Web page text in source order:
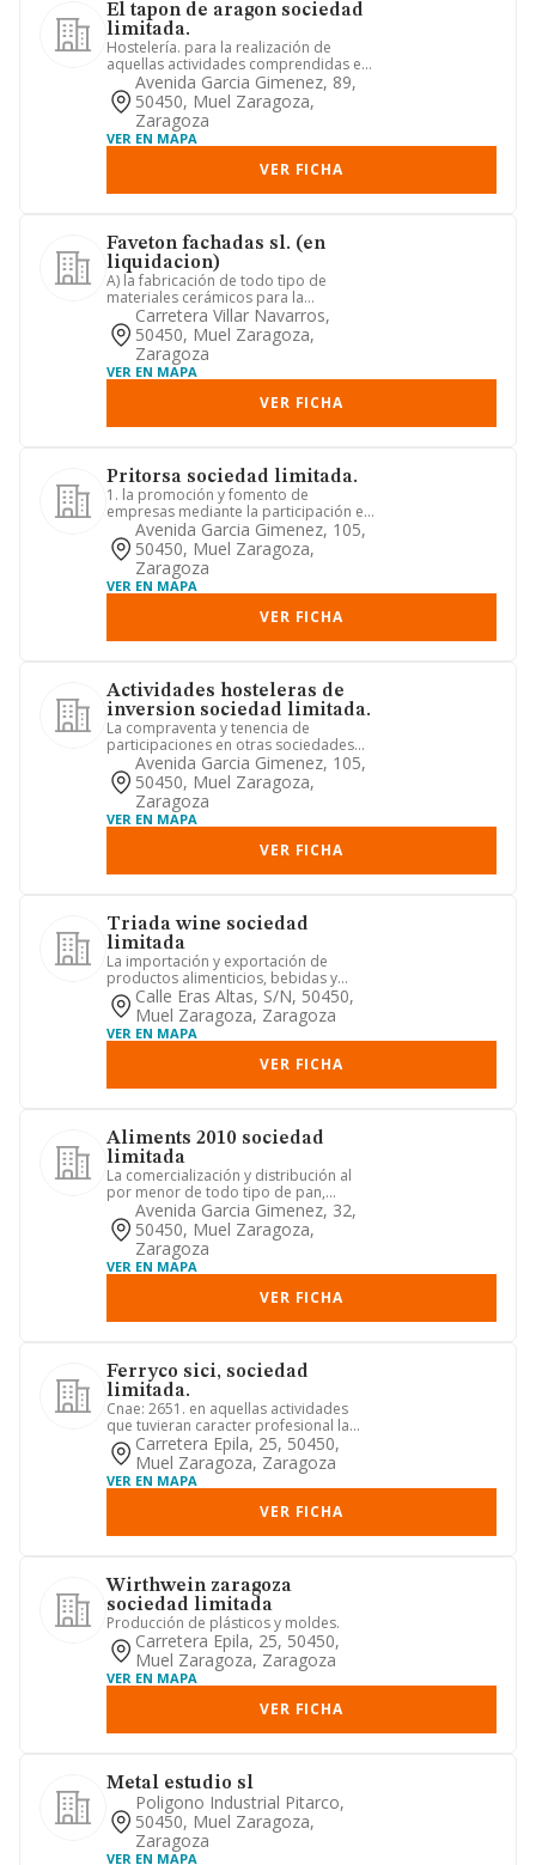
El tapon de aragon sociedad
limitada.
Hostelería. para la realización de
aquellas actividades comprendidas en
el objeto social que requie...
Avenida Garcia Gimenez, 89,
50450, Muel Zaragoza,
Zaragoza
VER EN MAPA
VER FICHA
Faveton fachadas sl. (en
liquidacion)
A) la fabricación de todo tipo de
materiales cerámicos para la
construcción, así como los de otro t...
Carretera Villar Navarros,
50450, Muel Zaragoza,
Zaragoza
VER EN MAPA
VER FICHA
Pritorsa sociedad limitada.
1. la promoción y fomento de
empresas mediante la participación en
su capital y la realización de l...
Avenida Garcia Gimenez, 105,
50450, Muel Zaragoza,
Zaragoza
VER EN MAPA
VER FICHA
Actividades hosteleras de
inversion sociedad limitada.
La compraventa y tenencia de
participaciones en otras sociedades
mercantiles relacionadas con el se...
Avenida Garcia Gimenez, 105,
50450, Muel Zaragoza,
Zaragoza
VER EN MAPA
VER FICHA
Triada wine sociedad
limitada
La importación y exportación de
productos alimenticios, bebidas y
tabaco, así como la distribución,...
Calle Eras Altas, S/n, 50450,
Muel Zaragoza, Zaragoza
VER EN MAPA
VER FICHA
Aliments 2010 sociedad
limitada
La comercialización y distribución al
por menor de todo tipo de pan,
incluso precocinado y ultracon...
Avenida Garcia Gimenez, 32,
50450, Muel Zaragoza,
Zaragoza
VER EN MAPA
VER FICHA
Ferryco sici, sociedad
limitada.
Cnae: 2651. en aquellas actividades
que tuvieran caracter profesional la
sociedad actuara como medi...
Carretera Epila, 25, 50450,
Muel Zaragoza, Zaragoza
VER EN MAPA
VER FICHA
Wirthwein zaragoza
sociedad limitada
Producción de plásticos y moldes.
Carretera Epila, 25, 50450,
Muel Zaragoza, Zaragoza
VER EN MAPA
VER FICHA
Metal estudio sl
Poligono Industrial Pitarco,
50450, Muel Zaragoza,
Zaragoza
VER EN MAPA